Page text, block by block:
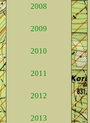
2008
2009
2010
2011
2012
2013